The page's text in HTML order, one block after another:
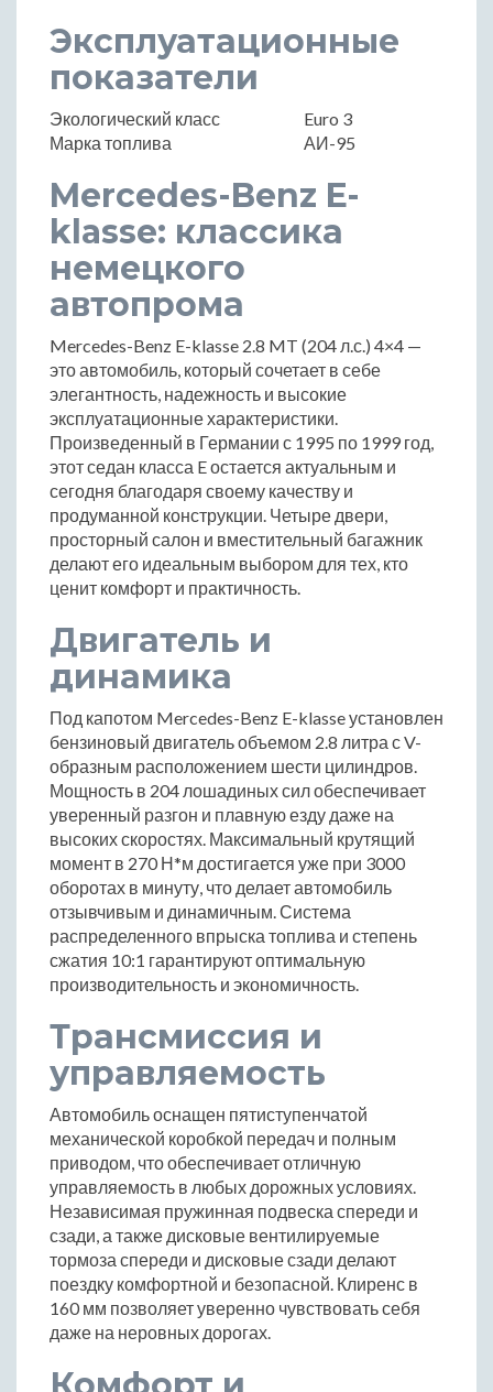
Эксплуатационные
показатели
Экологический класс
Euro 3
Марка топлива
АИ-95
Mercedes-Benz E-
klasse: классика
немецкого
автопрома
Mercedes-Benz E-klasse 2.8 MT (204 л.с.) 4×4 —
это автомобиль, который сочетает в себе
элегантность, надежность и высокие
эксплуатационные характеристики.
Произведенный в Германии с 1995 по 1999 год,
этот седан класса E остается актуальным и
сегодня благодаря своему качеству и
продуманной конструкции. Четыре двери,
просторный салон и вместительный багажник
делают его идеальным выбором для тех, кто
ценит комфорт и практичность.
Двигатель и
динамика
Под капотом Mercedes-Benz E-klasse установлен
бензиновый двигатель объемом 2.8 литра с V-
образным расположением шести цилиндров.
Мощность в 204 лошадиных сил обеспечивает
уверенный разгон и плавную езду даже на
высоких скоростях. Максимальный крутящий
момент в 270 Н*м достигается уже при 3000
оборотах в минуту, что делает автомобиль
отзывчивым и динамичным. Система
распределенного впрыска топлива и степень
сжатия 10:1 гарантируют оптимальную
производительность и экономичность.
Трансмиссия и
управляемость
Автомобиль оснащен пятиступенчатой
механической коробкой передач и полным
приводом, что обеспечивает отличную
управляемость в любых дорожных условиях.
Независимая пружинная подвеска спереди и
сзади, а также дисковые вентилируемые
тормоза спереди и дисковые сзади делают
поездку комфортной и безопасной. Клиренс в
160 мм позволяет уверенно чувствовать себя
даже на неровных дорогах.